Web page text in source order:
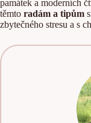
památek a moderních
těmto radám a tipům
zbytečného stresu a s